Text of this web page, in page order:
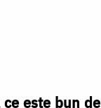
este bun de